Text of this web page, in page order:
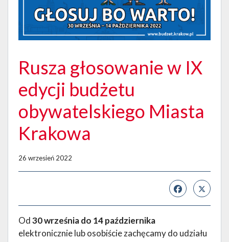
Rusza głosowanie w IX
edycji budżetu
obywatelskiego Miasta
Krakowa
26 wrzesień 2022
Od30 września do 14 października
elektronicznie lub osobiście zachęcamy do udziału